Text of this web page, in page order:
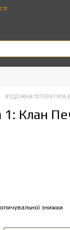
ХУДОЖНЯ ЛІТЕРАТУРА
1: Клан
знижки